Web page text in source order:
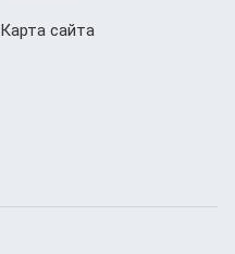
Карта сайта